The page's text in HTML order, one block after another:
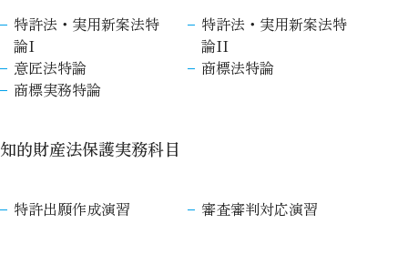
特許法・実用新案法特
論I
特許法・実用新案法特
論II
意匠法特論
商標法特論
商標実務特論
知的財産法保護実務科目
特許出願作成演習 審査審判対応演習